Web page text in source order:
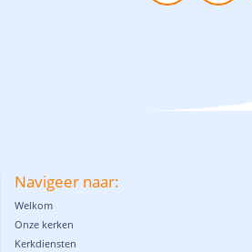
Navigeer naar:
Welkom
Onze kerken
Kerkdiensten